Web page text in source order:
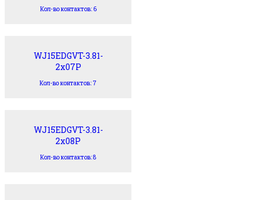
Кол-во контактов: 6
WJ15EDGVT-3.81-
2x07P
Кол-во контактов: 7
WJ15EDGVT-3.81-
2x08P
Кол-во контактов: 8